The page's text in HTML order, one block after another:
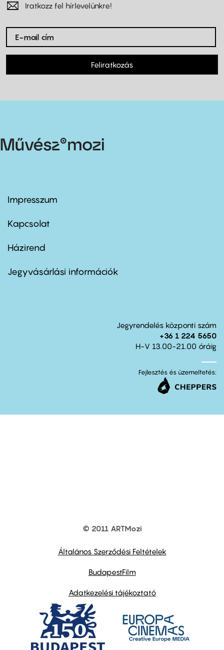
Iratkozz fel hírlevelünkre!
Feliratkozás
Footer
first
Impresszum
Kapcsolat
Footer
second
Házirend
Jegyvásárlási információk
Jegyrendelés központi szám
+36 1 224 5650
H-V 13.00-21.00 óráig
Fejlesztés és üzemeltetés:
© 2011 ARTMozi
Általános Szerződési Feltételek
BudapestFilm
Adatkezelési tájékoztató